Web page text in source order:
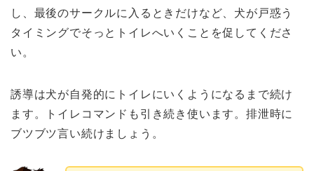
し、最後のサークルに入るときだけなど、犬が戸惑う
タイミングでそっとトイレへいくことを促してくださ
い。
誘導は犬が自発的にトイレにいくようになるまで続け
ます。トイレコマンドも引き続き使います。排泄時に
ブツブツ言い続けましょう。